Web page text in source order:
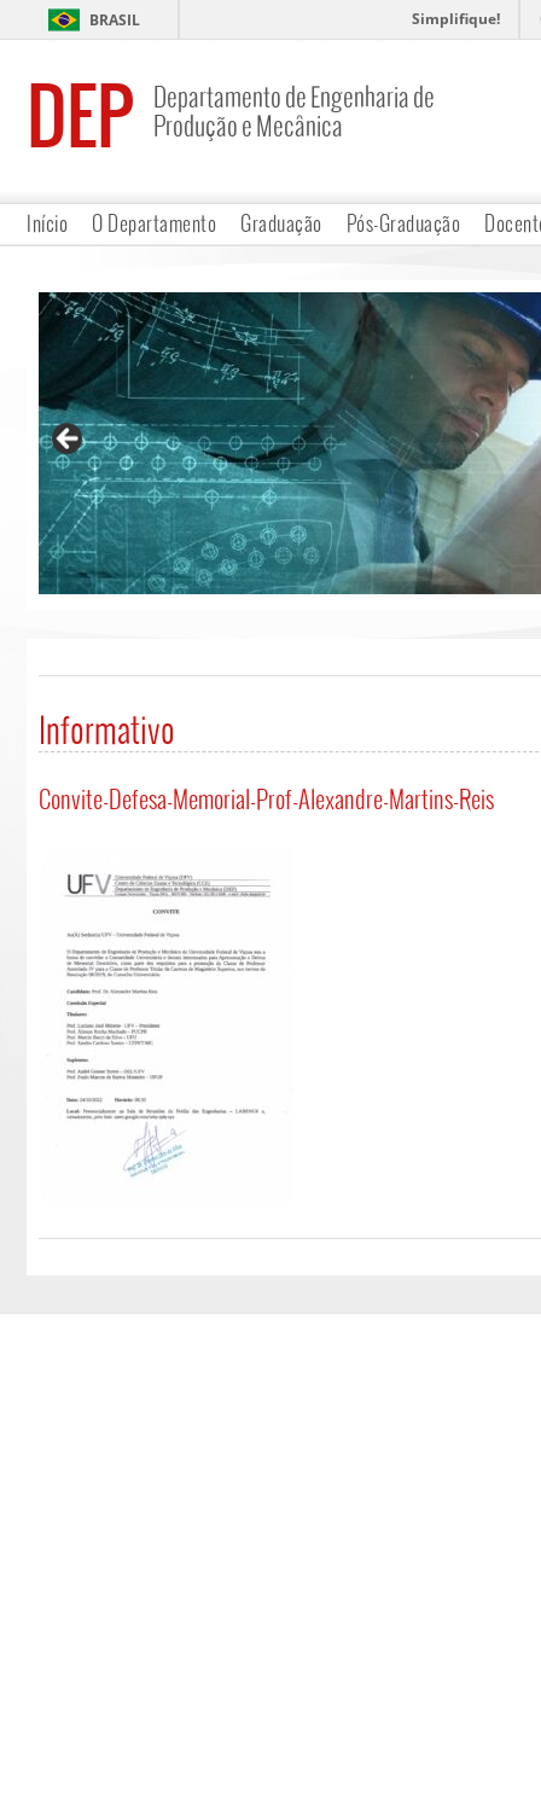
BRASIL Simplifique!
DEP
Departamento de Engenharia de
Produção e Mecânica
Início O Departamento Graduação Pós-Graduação
Informativo
Convite-Defesa-Memorial-Prof-Alexandre-Martins-Reis